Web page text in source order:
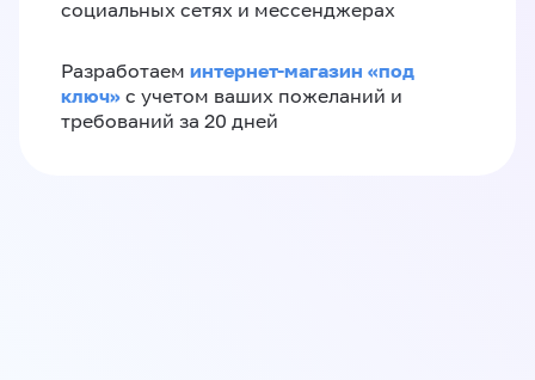
социальных сетях и мессенджерах
Разработаем интернет-магазин «‎под
ключ»‎ с учетом ваших пожеланий и
требований за 20 дней